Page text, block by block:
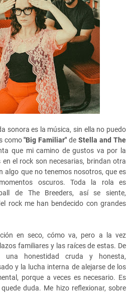
sonora es la música, sin ella no puedo
como"Big Familiar" deStella and The
que mi camino de gustos va por la
el rock son necesarias, brindan otra
algo que no tenemos nosotros, que es
oscuros. Toda la rola es
de The Breeders, así se siente,
rock me han bendecido con grandes
en seco, cómo va, pero a la vez
familiares y las raíces de estas. De
una honestidad cruda y honesta,
y la lucha interna de alejarse de los
porque a veces es necesario. Es
duda. Me hizo reflexionar, sobre